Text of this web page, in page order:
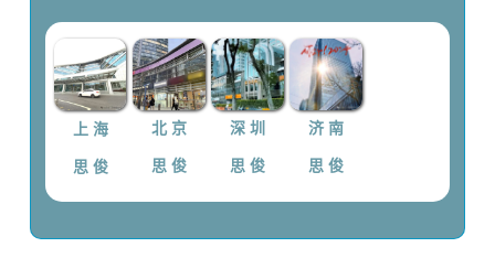
上 海
思 俊
北 京
思 俊
深 圳
思 俊
济 南
思 俊